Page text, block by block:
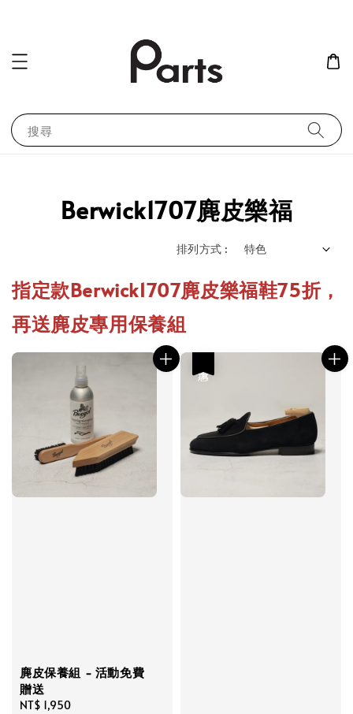
搜尋
Berwick1707麂皮樂福
排列方式 :
指定款Berwick1707麂皮樂福鞋75折，
再送麂皮專用保養組
麂皮保養組 - 活動免費
贈送
Regular
NT$ 1,950